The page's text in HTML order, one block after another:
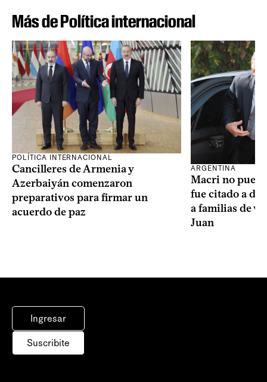
Más de Política internacional
POLÍTICA INTERNACIONAL
Cancilleres de Armenia y
Azerbaiyán comenzaron
preparativos para firmar un
acuerdo de paz
ARGENTINA
Macri no
fue citado a
a familias de
Juan
Ingresar
Suscribite